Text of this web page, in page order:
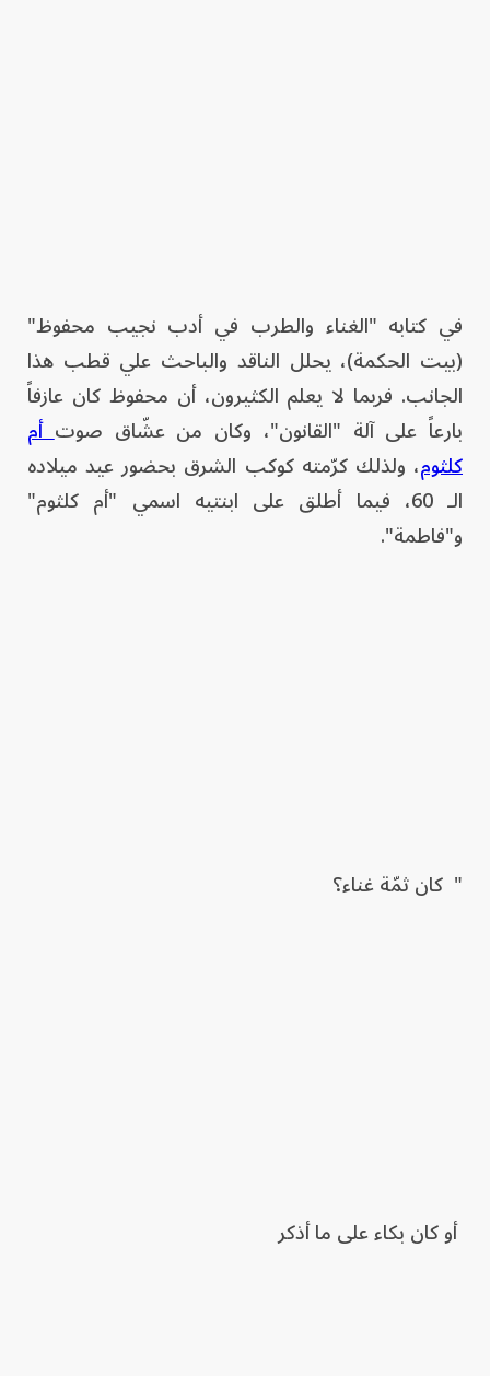
في كتابه "الغناء والطرب في أدب نجيب محفوظ"
(بيت الحكمة)، يحلل الناقد والباحث علي قطب هذا
الجانب. فربما لا يعلم الكثيرون، أن محفوظ كان عازفاً
بارعاً على آلة "القانون"، وكان من عشّاق صوتأم
كلثوم، ولذلك كرّمته كوكب الشرق بحضور عيد ميلاده
الـ 60، فيما أطلق على ابنتيه اسمي "أم كلثوم"
و"فاطمة".
" كان ثمّة غناء؟
أو كان بكاء على ما أذكر